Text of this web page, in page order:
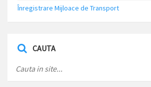
Înregistrare Mijloace de Transport
CAUTA